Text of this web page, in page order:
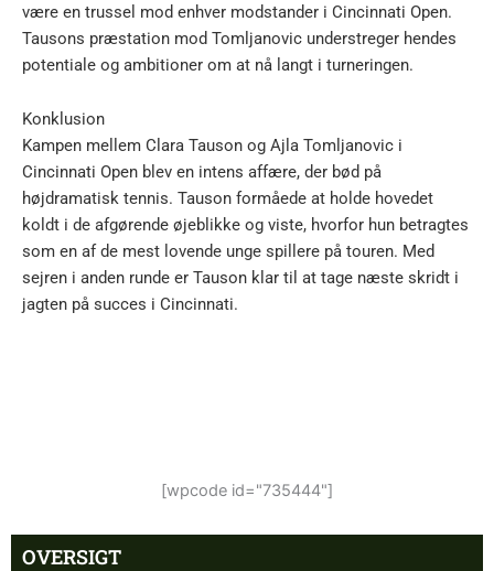
være en trussel mod enhver modstander i Cincinnati Open.
Tausons præstation mod Tomljanovic understreger hendes
potentiale og ambitioner om at nå langt i turneringen.
Konklusion
Kampen mellem Clara Tauson og Ajla Tomljanovic i
Cincinnati Open blev en intens affære, der bød på
højdramatisk tennis. Tauson formåede at holde hovedet
koldt i de afgørende øjeblikke og viste, hvorfor hun betragtes
som en af de mest lovende unge spillere på touren. Med
sejren i anden runde er Tauson klar til at tage næste skridt i
jagten på succes i Cincinnati.
[wpcode id="735444"]
OVERSIGT